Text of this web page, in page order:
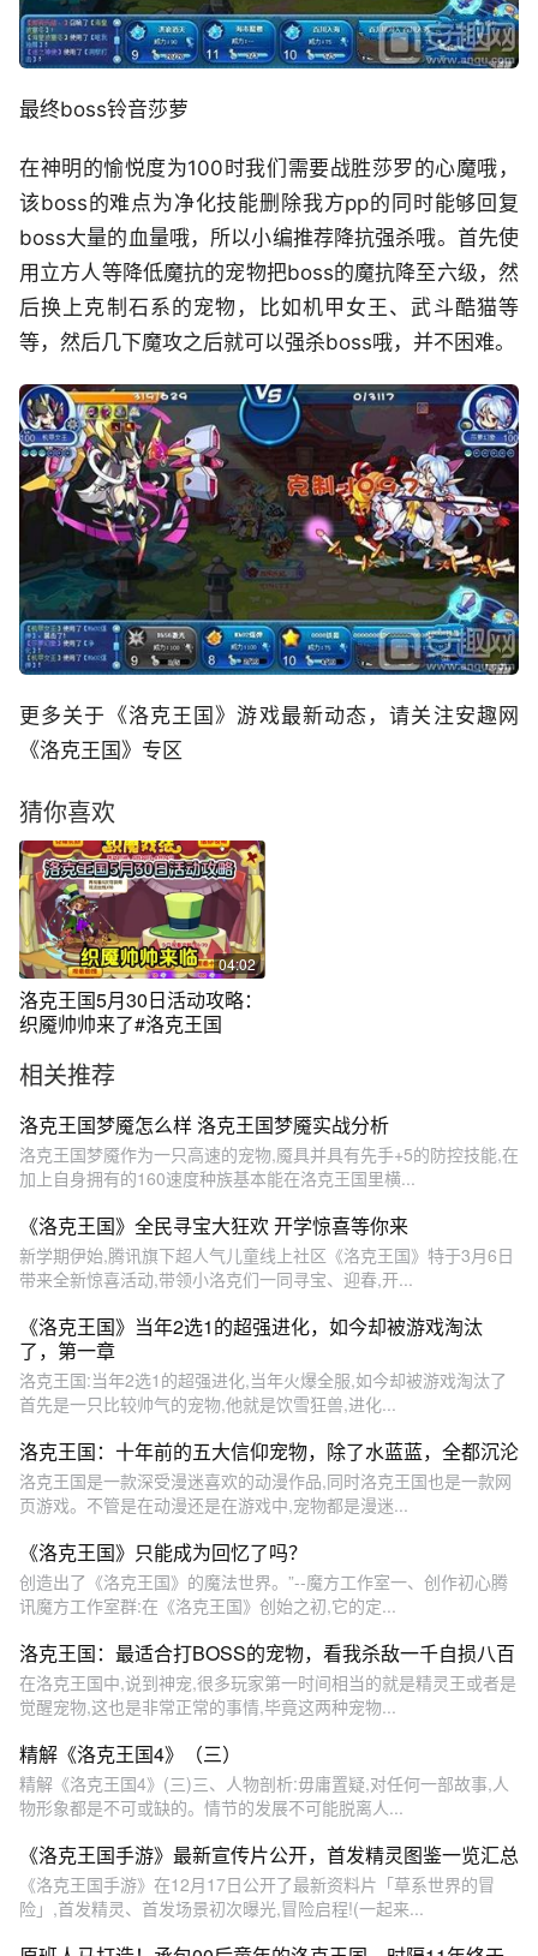
最终boss铃音莎萝
在神明的愉悦度为100时我们需要战胜莎罗的心魔哦，
该boss的难点为净化技能删除我方pp的同时能够回复
boss大量的血量哦，所以小编推荐降抗强杀哦。首先使
用立方人等降低魔抗的宠物把boss的魔抗降至六级，然
后换上克制石系的宠物，比如机甲女王、武斗酷猫等
等，然后几下魔攻之后就可以强杀boss哦，并不困难。
更多关于《洛克王国》游戏最新动态，请关注安趣网
《洛克王国》专区
猜你喜欢
04:02
洛克王国5月30日活动攻略：
织魇帅帅来了#洛克王国
相关推荐
洛克王国梦魇怎么样 洛克王国梦魇实战分析
洛克王国梦魇作为一只高速的宠物,魇具并具有先手+5的防控技能,在
加上自身拥有的160速度种族基本能在洛克王国里横...
《洛克王国》全民寻宝大狂欢 开学惊喜等你来
新学期伊始,腾讯旗下超人气儿童线上社区《洛克王国》特于3月6日
带来全新惊喜活动,带领小洛克们一同寻宝、迎春,开...
《洛克王国》当年2选1的超强进化，如今却被游戏淘汰
了，第一章
洛克王国:当年2选1的超强进化,当年火爆全服,如今却被游戏淘汰了
首先是一只比较帅气的宠物,他就是饮雪狂兽,进化...
洛克王国：十年前的五大信仰宠物，除了水蓝蓝，全都沉沦
洛克王国是一款深受漫迷喜欢的动漫作品,同时洛克王国也是一款网
页游戏。不管是在动漫还是在游戏中,宠物都是漫迷...
《洛克王国》只能成为回忆了吗？
创造出了《洛克王国》的魔法世界。”--魔方工作室一、创作初心腾
讯魔方工作室群:在《洛克王国》创始之初,它的定...
洛克王国：最适合打BOSS的宠物，看我杀敌一千自损八百
在洛克王国中,说到神宠,很多玩家第一时间相当的就是精灵王或者是
觉醒宠物,这也是非常正常的事情,毕竟这两种宠物...
精解《洛克王国4》（三）
精解《洛克王国4》(三)三、人物剖析:毋庸置疑,对任何一部故事,人
物形象都是不可或缺的。情节的发展不可能脱离人...
《洛克王国手游》最新宣传片公开，首发精灵图鉴一览汇总
《洛克王国手游》在12月17日公开了最新资料片「草系世界的冒
险」,首发精灵、首发场景初次曝光,冒险启程!(一起来...